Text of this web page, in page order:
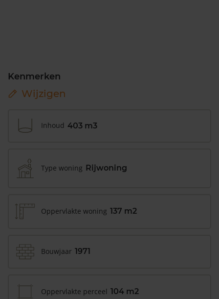
Kenmerken
Wijzigen
Inhoud 403 m3
Type woning Rijwoning
Oppervlakte woning 137 m2
Bouwjaar 1971
Oppervlakte perceel 104 m2